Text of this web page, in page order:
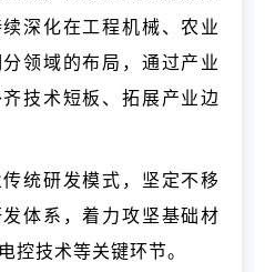
深化在工程机械、农业
领域的布局，通过产业
技术短板、拓展产业边
统研发模式，坚定不移
体系，着力攻坚基础材
控技术等关键环节。